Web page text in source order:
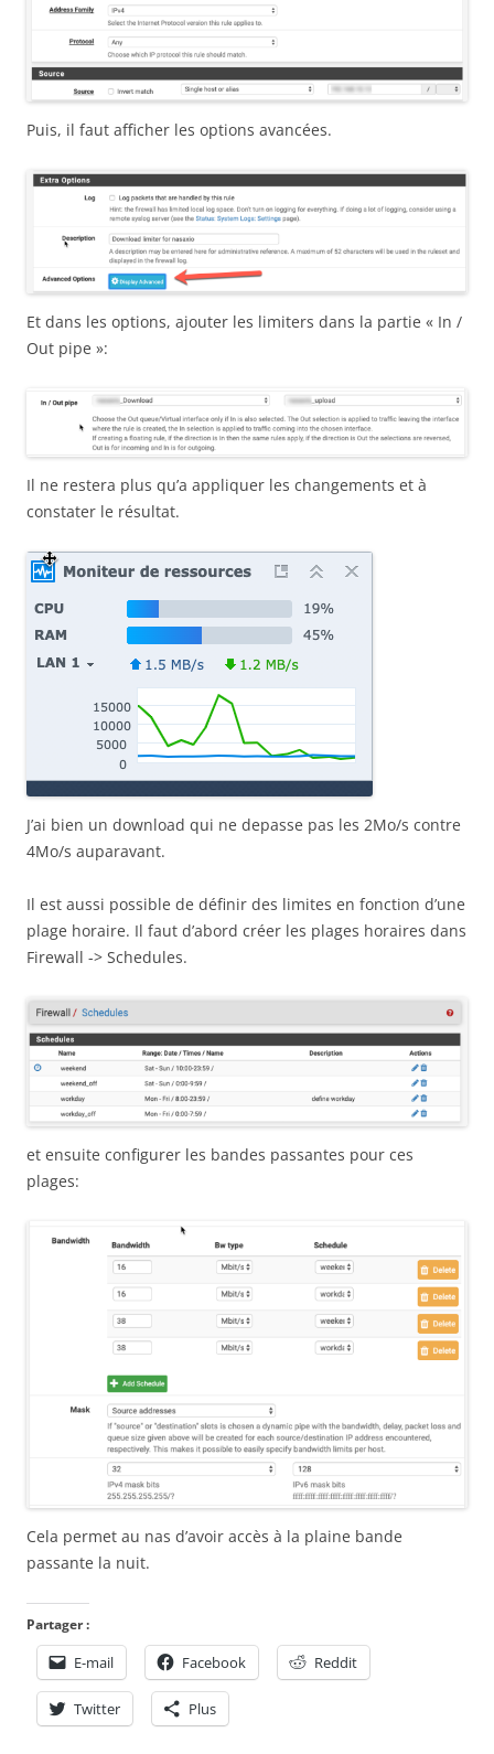
Puis, il faut afficher les options avancées.
Et dans les options, ajouter les limiters dans la partie « In /
Out pipe »:
Il ne restera plus qu’a appliquer les changements et à
constater le résultat.
J’ai bien un download qui ne depasse pas les 2Mo/s contre
4Mo/s auparavant.
Il est aussi possible de définir des limites en fonction d’une
plage horaire. Il faut d’abord créer les plages horaires dans
Firewall -> Schedules.
et ensuite configurer les bandes passantes pour ces
plages:
Cela permet au nas d’avoir accès à la plaine bande
passante la nuit.
Partager :
E-mail Facebook Reddit
Twitter Plus